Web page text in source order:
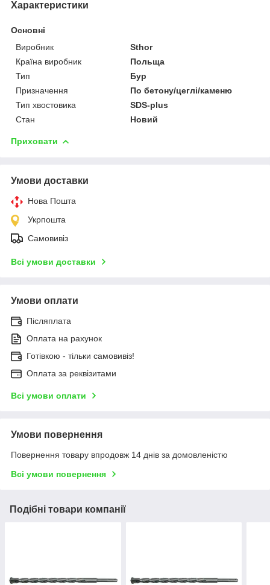
Характеристики
Основні
Виробник
Sthor
Країна виробник
Польща
Тип
Бур
Призначення
По бетону/цеглі/каменю
Тип хвостовика
SDS-plus
Стан
Новий
Приховати
Умови доставки
Нова Пошта
Укрпошта
Самовивіз
Всі умови доставки
Умови оплати
Післяплата
Оплата на рахунок
Готівкою - тільки самовивіз!
Оплата за реквізитами
Всі умови оплати
Умови повернення
Повернення товару впродовж 14 днів за домовленістю
Всі умови повернення
Подібні товари компанії